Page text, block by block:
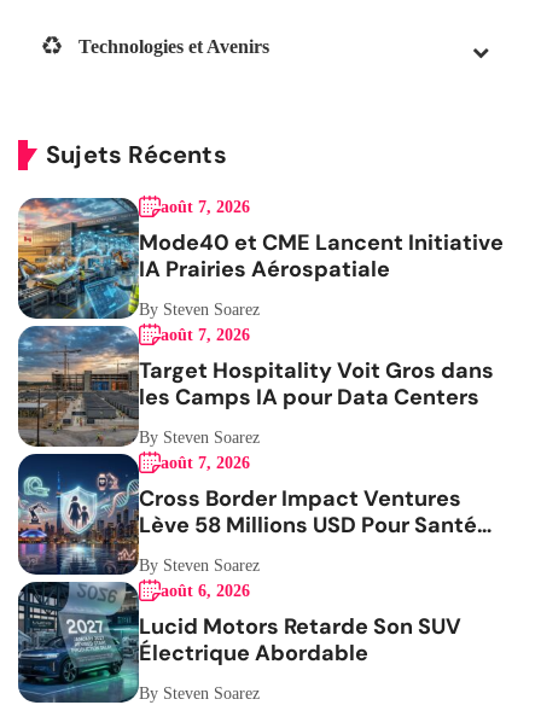
Technologies et Avenirs
Sujets Récents
août 7, 2026
Mode40 et CME Lancent Initiative
IA Prairies Aérospatiale
By Steven Soarez
août 7, 2026
Target Hospitality Voit Gros dans
les Camps IA pour Data Centers
By Steven Soarez
août 7, 2026
Cross Border Impact Ventures
Lève 58 Millions USD Pour Santé
Femmes
By Steven Soarez
août 6, 2026
Lucid Motors Retarde Son SUV
Électrique Abordable
By Steven Soarez